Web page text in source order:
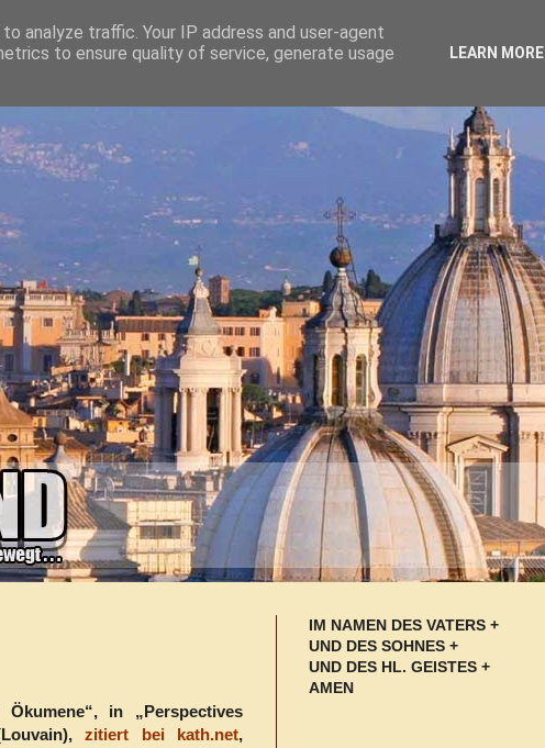
in „Perspectives
zitiert bei kath.net,
IM NAMEN DES VATERS +
UND DES SOHNES +
UND DES HL. GEISTES +
AMEN
analyze traffic. Your IP address and user-agent
to ensure quality of service, generate usage
LEARN MORE